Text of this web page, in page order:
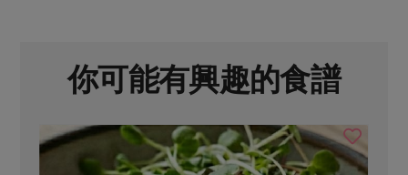
你可能有興趣的食譜